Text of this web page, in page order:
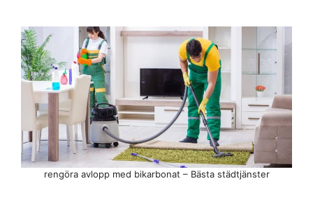
rengöra avlopp med bikarbonat – Bästa städtjänster